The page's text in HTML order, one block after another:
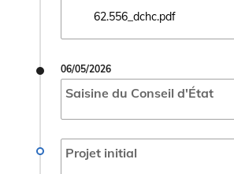
62.556_dchc.pdf
Ouvrir le document
06/05/2026
Saisine du Conseil d'État
Projet initial